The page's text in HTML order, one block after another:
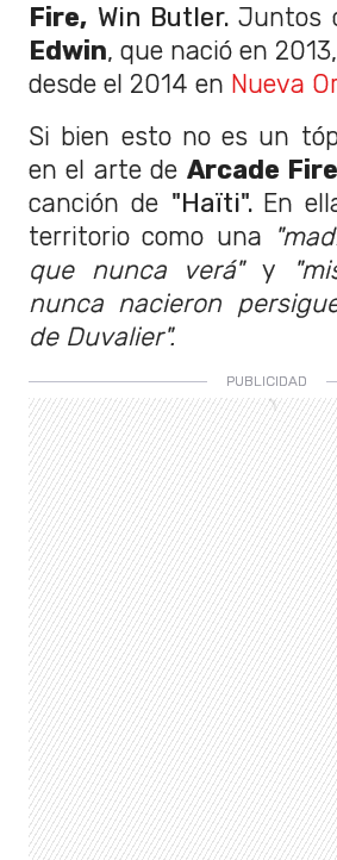
Fire, Win Butler.Juntos
Edwin, que nació en
desde el 2014 en Nueva
Si bien esto no es un
en el arte de Arcade Fire
canción de "Haïti". En
territorio como una
que nunca verá" y
nunca nacieron
de Duvalier".